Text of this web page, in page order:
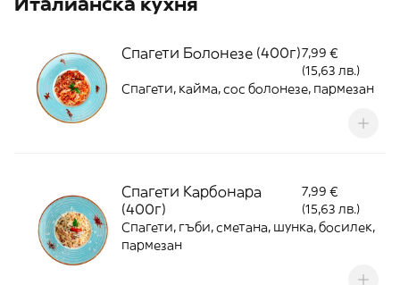
Спагети Болонезе (400г)7,99 €
(15,63 лв.)
Спагети, кайма, сос болонезе, пармезан
Спагети Карбонара
(400г)
7,99 €
(15,63 лв.)
Спагети, гъби, сметана, шунка, босилек,
пармезан